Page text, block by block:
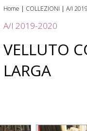
Home | COLLEZIONI | A/I
A/I 2019-2020
VELLUTO
LARGA